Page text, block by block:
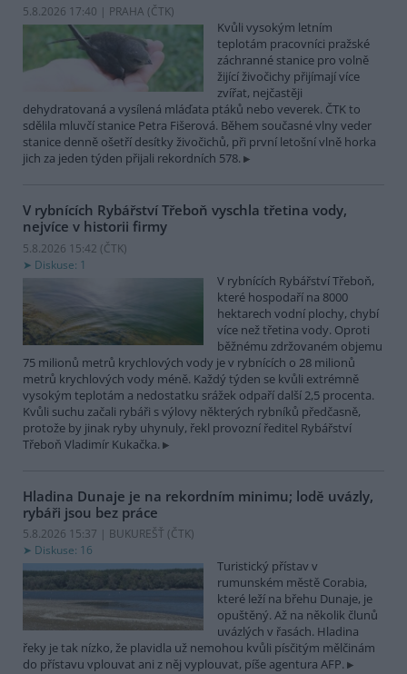
5.8.2026 17:40 | PRAHA (ČTK)
Kvůli vysokým letním
teplotám pracovníci pražské
záchranné stanice pro volně
žijící živočichy přijímají více
zvířat, nejčastěji
dehydratovaná a vysílená mláďata ptáků nebo veverek. ČTK to
sdělila mluvčí stanice Petra Fišerová. Během současné vlny veder
stanice denně ošetří desítky živočichů, při první letošní vlně horka
jich za jeden týden přijali rekordních 578.
V rybnících Rybářství Třeboň vyschla třetina vody,
nejvíce v historii firmy
5.8.2026 15:42 (ČTK)
Diskuse: 1
V rybnících Rybářství Třeboň,
které hospodaří na 8000
hektarech vodní plochy, chybí
více než třetina vody. Oproti
běžnému zdržovaném objemu
75 milionů metrů krychlových vody je v rybnících o 28 milionů
metrů krychlových vody méně. Každý týden se kvůli extrémně
vysokým teplotám a nedostatku srážek odpaří další 2,5 procenta.
Kvůli suchu začali rybáři s výlovy některých rybníků předčasně,
protože by jinak ryby uhynuly, řekl provozní ředitel Rybářství
Třeboň Vladimír Kukačka.
Hladina Dunaje je na rekordním minimu; lodě uvázly,
rybáři jsou bez práce
5.8.2026 15:37 | BUKUREŠŤ (ČTK)
Diskuse: 16
Turistický přístav v
rumunském městě Corabia,
které leží na břehu Dunaje, je
opuštěný. Až na několik člunů
uvázlých v řasách. Hladina
řeky je tak nízko, že plavidla už nemohou kvůli písčitým mělčinám
do přístavu vplouvat ani z něj vyplouvat, píše agentura AFP.